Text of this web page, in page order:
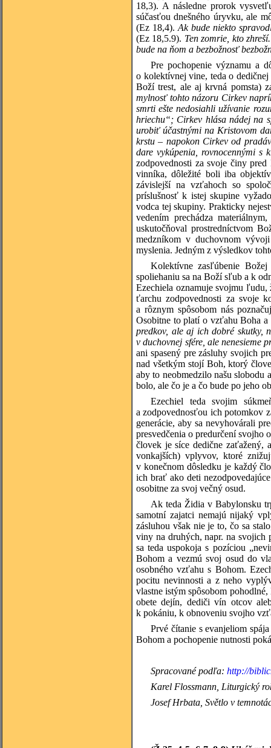
18,3). A následne prorok
súčasťou dnešného úryvku, ale
(Ez 18,4). Ak bude niekto
(Ez 18,5.9). Ten zomrie, kto
bude na ňom a bezbožnosť
Pre pochopenie významu a
o kolektívnej vine, teda o
Boží trest, ale aj krvná pomsta)
mylnosť tohto názoru Cirkev
smrti ešte nedosiahli užívanie
hriechu“; Cirkev hlása nádej na
urobiť účastnými na Kristovom
krstu – napokon Cirkev od
dare vykúpenia, rovnocennými s
zodpovednosti za svoje činy
vinníka, dôležité boli iba
závislejší na vzťahoch so
príslušnosť k istej skupine
vodca tej skupiny. Prakticky
vedením prechádza
uskutočňoval prostredníctvom
medzníkom v duchovnom
myslenia. Jedným z výsledkov
Kolektívne zasľúbenie
spoliehaniu sa na Boží sľub a k
Ezechiela oznamuje svojmu
ťarchu zodpovednosti za svoje
a rôznym spôsobom nás
Osobitne to platí o vzťahu Boha
predkov, ale aj ich dobré skutky,
v duchovnej sfére, ale nenesieme
ani spasený pre zásluhy svojich
nad všetkým stojí Boh, ktorý
aby to neobmedzilo našu slobodu
bolo, ale čo je a čo bude po jeho
Ezechiel teda svojim
a zodpovednosťou ich potomkov
generácie, aby sa nevyhovárali
presvedčenia o predurčení svojho
človek je síce dedične zaťažený,
vonkajších) vplyvov, ktoré
v konečnom dôsledku je každý
ich brať ako deti
osobitne za svoj večný osud.
Ak teda Židia v Babylonsku
samotní zajatci nemajú nijaký
zásluhou však nie je to, čo sa
viny na druhých, napr. na svojich
sa teda uspokoja s pozíciou
Bohom a vezmú svoj osud do
osobného vzťahu s Bohom.
pocitu nevinnosti a z neho
vlastne istým spôsobom
obete dejín, dediči vín otcov
k pokániu, k obnoveniu svojho
Prvé čítanie s evanjeliom
Bohom a pochopenie nutnosti
Spracované podľa: http://
KarelFlossmann, Liturgický
JosefHrbata, Světlo v